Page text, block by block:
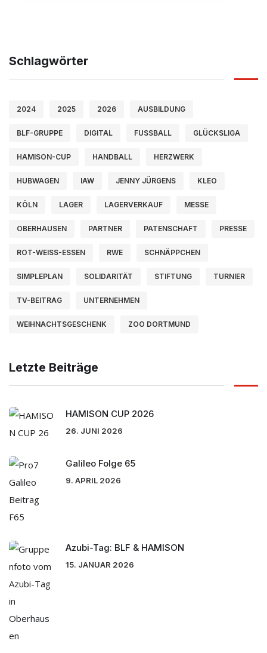
Schlagwörter
2024 2025 2026 AUSBILDUNG
BLF-GRUPPE DIGITAL FUSSBALL GLÜCKSLIGA
HAMISON-CUP HANDBALL HERZWERK
HUBWAGEN IAW JENNY JÜRGENS KLEO
KÖLN LAGER LAGERVERKAUF MESSE
OBERHAUSEN PARTNER PATENSCHAFT PRESSE
ROT-WEISS-ESSEN RWE SCHNÄPPCHEN
SIMPLEPLAN SOLIDARITÄT STIFTUNG TURNIER
TV-BEITRAG UNTERNEHMEN
WEIHNACHTSGESCHENK ZOO DORTMUND
Letzte Beiträge
HAMISON CUP 2026
26. JUNI 2026
Galileo Folge 65
9. APRIL 2026
Azubi-Tag: BLF & HAMISON
15. JANUAR 2026